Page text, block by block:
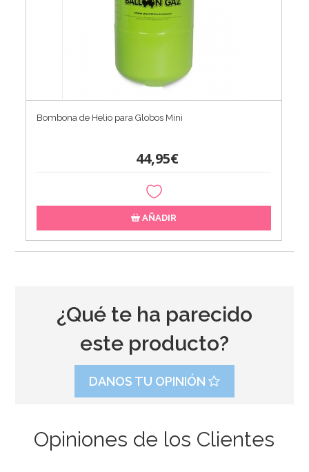
Bombona de Helio para Globos Mini
44,95€
AÑADIR
¿Qué te ha parecido
este producto?
DANOS TU OPINIÓN
Opiniones de los Clientes